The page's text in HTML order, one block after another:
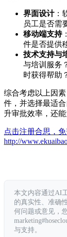
界面设计：
员工是否需
移动端支持
件是否提供
技术支持与
与培训服务
时获得帮助
综合考虑以上因
件，并选择最适
升审批效率，还
点击注册合思，
http://
本文内容通过AI
的真实性、准确
何问题或意见，
与支持。